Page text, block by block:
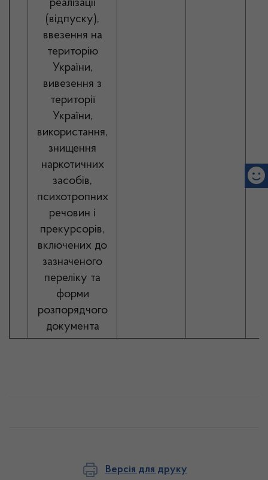
реалізації
(відпуску),
ввезення на
територію
України,
вивезення з
території
України,
використання,
знищення
наркотичних
засобів,
психотропних
речовин і
прекурсорів,
включених до
зазначеного
переліку та
форми
розпорядчого
документа
Версія для друку